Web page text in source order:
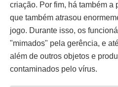
criação. Por fim, há também a
que também atrasou
jogo. Durante isso, os
"mimados" pela gerência, e
além de outros objetos e
contaminados pelo vírus.